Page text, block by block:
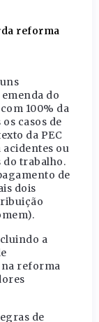
reforma
do
100% da
casos de
da PEC
ou
do trabalho.
de
dois
a
reforma
de